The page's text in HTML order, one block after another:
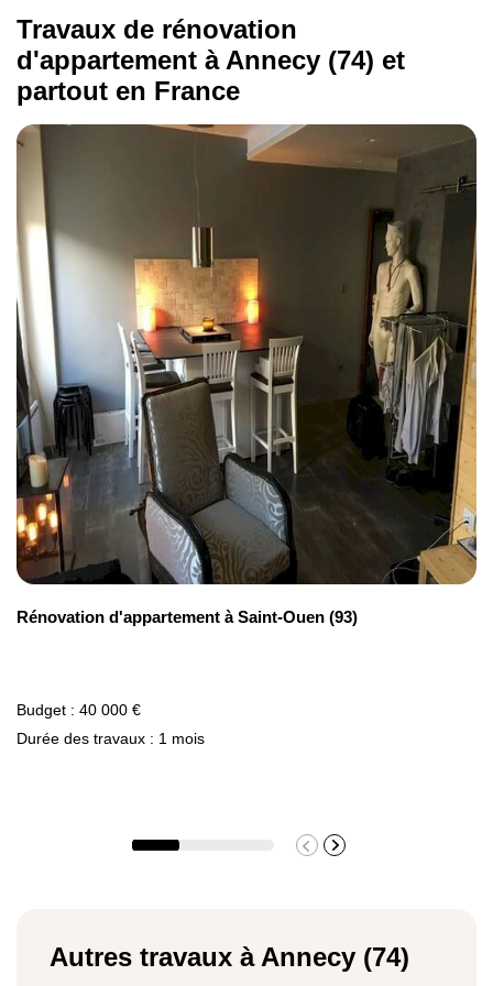
De 600 à 1 200 € / m²
Rénovation lourde
De 1 000 à 2 000 € / m²
Travaux de rénovation
d'appartement à Annecy (74) et
partout en France
Rénovation d'appartement à Saint-Ouen (93)
Budget : 40 000 €
Durée des travaux : 1 mois
Autres travaux à Annecy (74)